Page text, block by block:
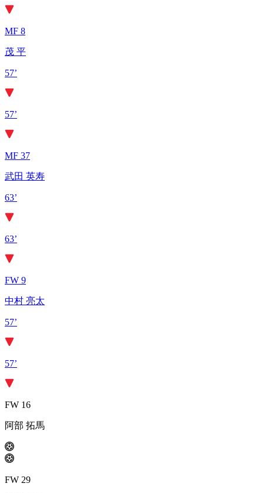
MF 8
茂 平
57’
57’
MF 37
武田 英寿
63’
63’
FW 9
中村 亮太
57’
57’
FW 16
阿部 拓馬
FW 29